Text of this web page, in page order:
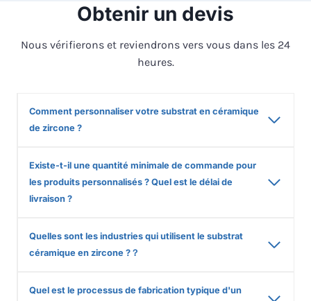
Obtenir un devis
Nous vérifierons et reviendrons vers vous dans les 24
heures.
Comment personnaliser votre substrat en céramique
de zircone ?
Existe-t-il une quantité minimale de commande pour
les produits personnalisés ? Quel est le délai de
livraison ?
Quelles sont les industries qui utilisent le substrat
céramique en zircone ? ？
Quel est le processus de fabrication typique d'un